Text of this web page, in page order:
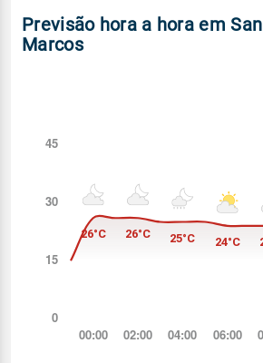
Previsão hora a hora em San
Marcos